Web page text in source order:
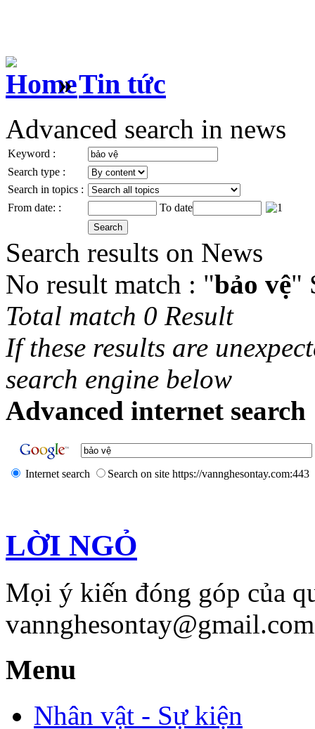
» Tin tức
Advanced search in news
Keyword :
Search type :
Search in topics :
From date: :
To date
Search results on News
No result match : "bảo vệ"
Total match 0 Result
If these results are
search engine below
Advanced internet search
Internet search Search on site https://vannghesontay.com:443
LỜI NGỎ
Mọi ý kiến đóng góp của
Menu
Nhân vật - Sự kiện